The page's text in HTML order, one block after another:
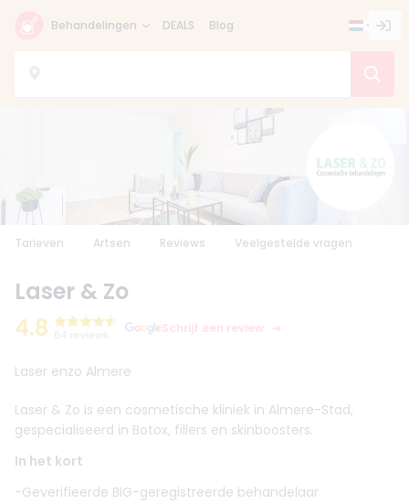
Behandelingen DEALS Blog
Tarieven Artsen Reviews Veelgestelde vragen
Laser & Zo
4.8
Schrijf een review
Laser enzo Almere
Laser & Zo is een cosmetische kliniek in Almere-Stad,
gespecialiseerd in Botox, fillers en skinboosters.
In het kort
-Geverifieerde BIG-geregistreerde behandelaar